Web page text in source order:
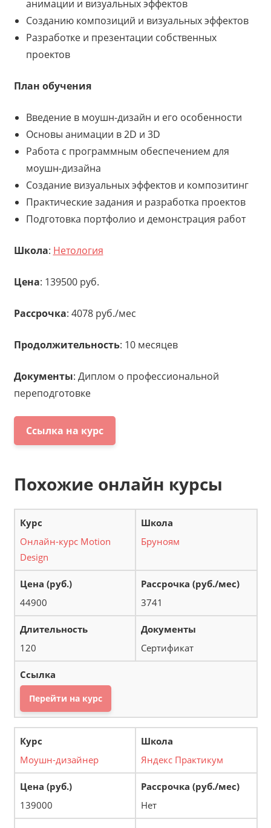
анимации и визуальных эффектов
Созданию композиций и визуальных эффектов
Разработке и презентации собственных
проектов
План обучения
Введение в моушн-дизайн и его особенности
Основы анимации в 2D и 3D
Работа с программным обеспечением для
моушн-дизайна
Создание визуальных эффектов и композитинг
Практические задания и разработка проектов
Подготовка портфолио и демонстрация работ
Школа: Нетология
Цена: 139500 руб.
Рассрочка: 4078 руб./мес
Продолжительность: 10 месяцев
Документы: Диплом о профессиональной
переподготовке
Ссылка на курс
Похожие онлайн курсы
Онлайн-курс Motion
Design
Бруноям
44900 3741
120 Сертификат
Перейти на курс
Моушн-дизайнер Яндекс Практикум
139000 Нет